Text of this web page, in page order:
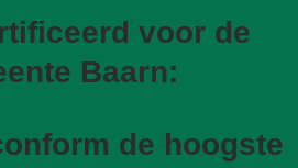
voor de
Baarn:
de hoogste